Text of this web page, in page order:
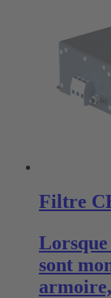
Filtre
Lorsque
sont